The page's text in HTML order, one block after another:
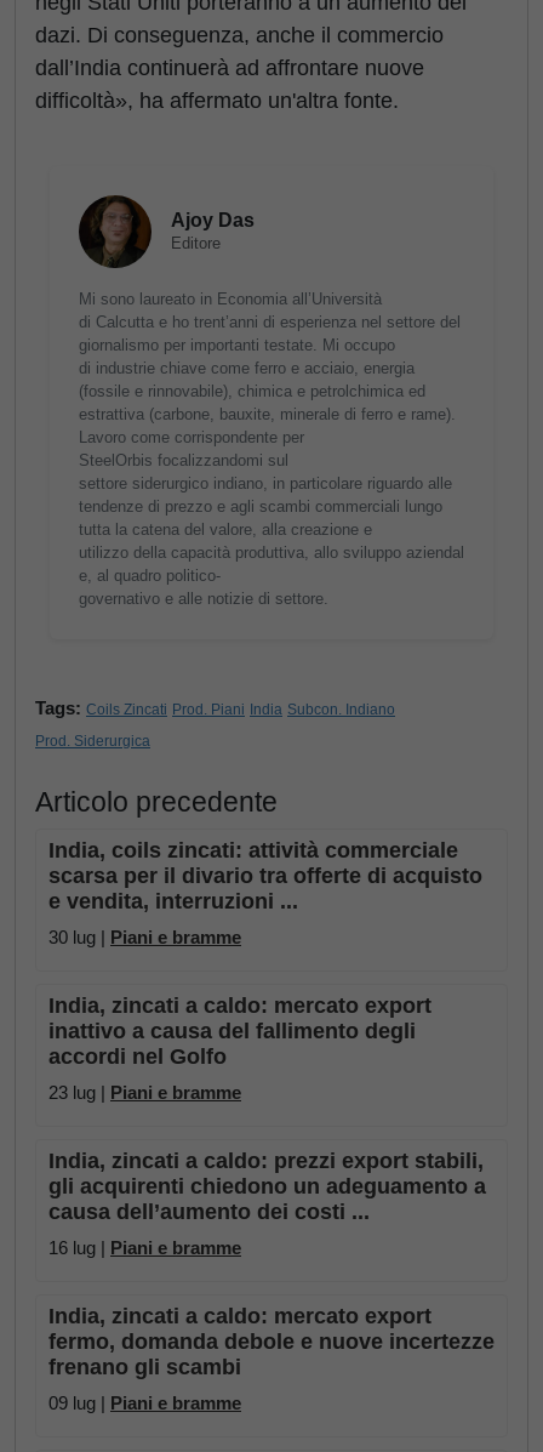
dazi. Di conseguenza, anche il commercio
dall’India continuerà ad affrontare nuove
difficoltà», ha affermato un'altra fonte.
Ajoy Das
Editore
Mi sono laureato in Economia all’Università
di Calcutta e ho trent’anni di esperienza nel settore del
giornalismo per importanti testate. Mi occupo
di industrie chiave come ferro e acciaio, energia
(fossile e rinnovabile), chimica e petrolchimica ed
estrattiva (carbone, bauxite, minerale di ferro e rame).
Lavoro come corrispondente per
SteelOrbis focalizzandomi sul
settore siderurgico indiano, in particolare riguardo alle
tendenze di prezzo e agli scambi commerciali lungo
tutta la catena del valore, alla creazione e
utilizzo della capacità produttiva, allo sviluppo aziendal
e, al quadro politico-
governativo e alle notizie di settore.
Tags: Coils Zincati Prod. Piani India Subcon. Indiano
Prod. Siderurgica
Articolo precedente
India, coils zincati: attività commerciale
scarsa per il divario tra offerte di acquisto
e vendita, interruzioni ...
30 lug | Piani e bramme
India, zincati a caldo: mercato export
inattivo a causa del fallimento degli
accordi nel Golfo
23 lug | Piani e bramme
India, zincati a caldo: prezzi export stabili,
gli acquirenti chiedono un adeguamento a
causa dell’aumento dei costi ...
16 lug | Piani e bramme
India, zincati a caldo: mercato export
fermo, domanda debole e nuove incertezze
frenano gli scambi
09 lug | Piani e bramme